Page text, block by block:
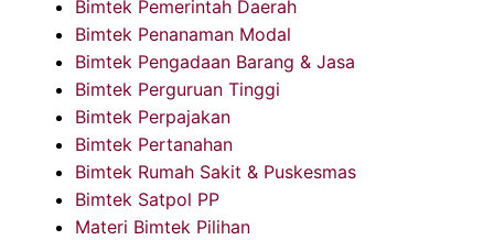
Bimtek Pemerintah Daerah
Bimtek Penanaman Modal
Bimtek Pengadaan Barang & Jasa
Bimtek Perguruan Tinggi
Bimtek Perpajakan
Bimtek Pertanahan
Bimtek Rumah Sakit & Puskesmas
Bimtek Satpol PP
Materi Bimtek Pilihan